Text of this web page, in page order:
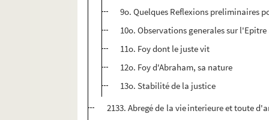
9o. Quelques Reflexions preliminaires
10o. Observations generales sur
11o. Foy dont le juste vit
12o. Foy d'Abraham, sa nature
13o. Stabilité de la justice
2133. Abregé de la vie interieure et toute